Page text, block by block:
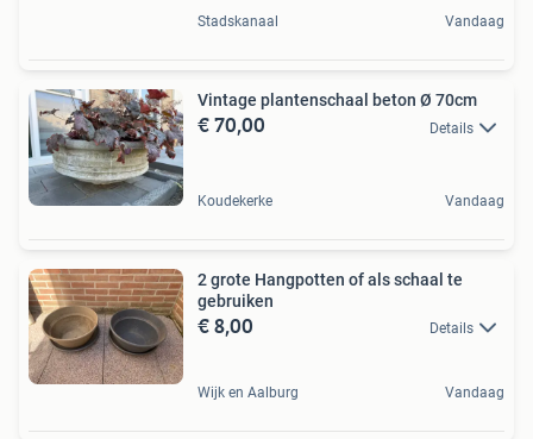
Stadskanaal Vandaag
Vintage plantenschaal beton Ø 70cm
€ 70,00 Details
Koudekerke Vandaag
2 grote Hangpotten of als schaal te
gebruiken
€ 8,00 Details
Wijk en Aalburg Vandaag